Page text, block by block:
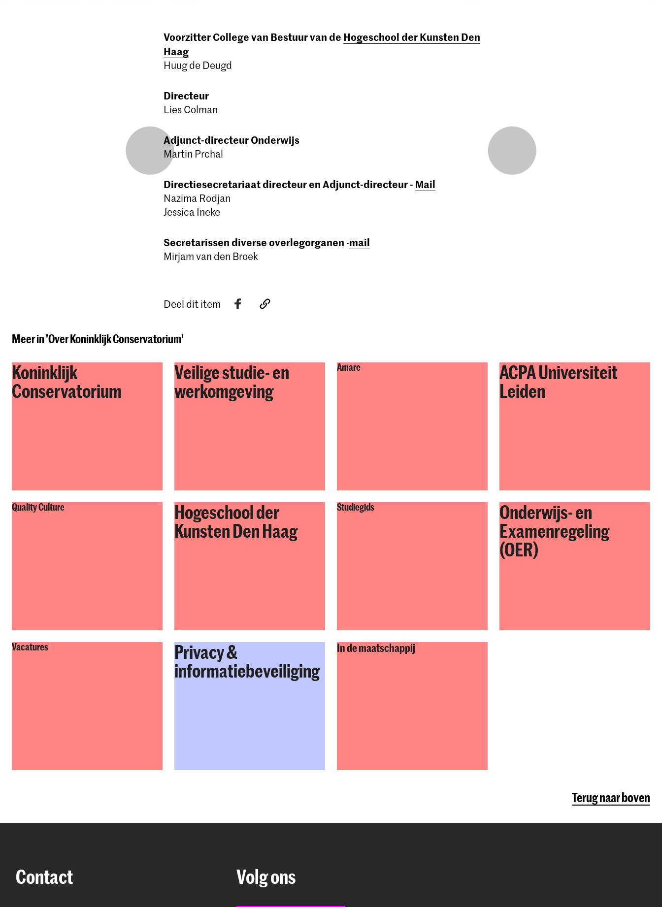
Voorzitter College van Bestuur van de Hogeschool der Kunsten Den
Haag
Huug de Deugd
Directeur
Lies Colman
Adjunct-directeur Onderwijs
Martin Prchal
Directiesecretariaat directeur enAdjunct-directeur - Mail
Nazima Rodjan
Jessica Ineke
Secretarissen diverse overlegorganen -mail
Mirjam van den Broek
Deel dit item
Meer in 'Over Koninklijk Conservatorium'
Koninklijk
Conservatorium
Veilige studie- en
werkomgeving
Amare
ACPA Universiteit
Leiden
Quality Culture
Hogeschool der
Kunsten Den Haag
Studiegids
Onderwijs- en
Examenregeling
(OER)
Vacatures
Privacy &
informatiebeveiliging
In de maatschappij
Terug naar boven
Contact Volg ons